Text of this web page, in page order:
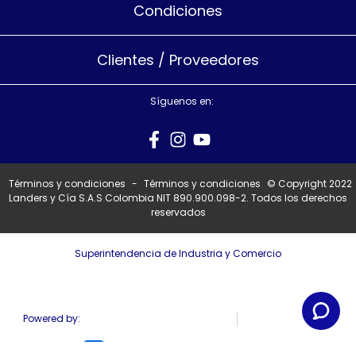
Condiciones
Clientes / Proveedores
Síguenos en:
Términos y condiciones - Términos y condiciones © Copyright 2022
Landers y Cía S.A.S Colombia NIT 890.900.098-2. Todos los derechos
reservados
Superintendencia de Industria y Comercio
Powered by: